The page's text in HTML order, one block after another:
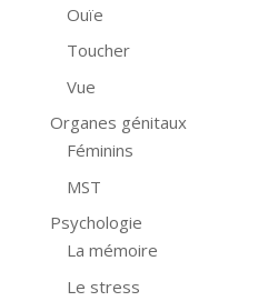
Ouïe
Toucher
Vue
Organes génitaux
Féminins
MST
Psychologie
La mémoire
Le stress